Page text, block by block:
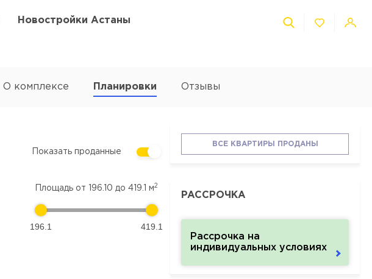
Новостройки Астаны
О комплексе Планировки Отзывы
Показать проданные
Площадь от 196.10 до 419.1 м2
196.1 419.1
ВСЕ КВАРТИРЫ ПРОДАНЫ
РАССРОЧКА
Рассрочка на
индивидуальных условиях